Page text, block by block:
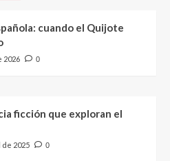
cuando el Quijote
2026 0
ficción que exploran el
de 2025 0